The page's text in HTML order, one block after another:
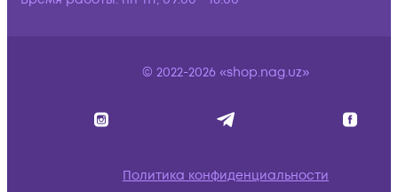
© 2022-2026 «shop.nag.uz»
Политика конфиденциальности